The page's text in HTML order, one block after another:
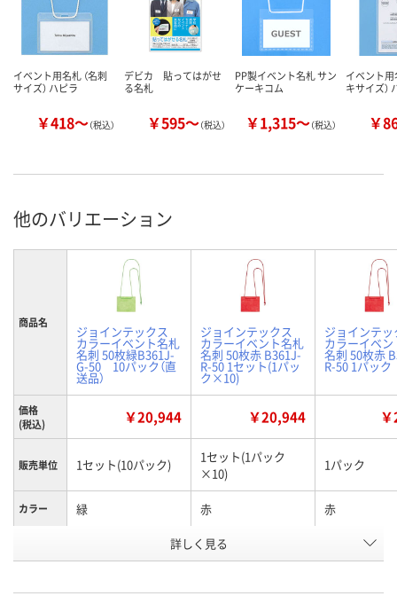
イベント用名札 （名刺
サイズ） ハピラ
￥418～（税込）
デビカ 貼ってはがせ
る名札
￥595～（税込）
PP製イベント名札 サン
ケーキコム
￥1,315～（税込）
イベント用
キサイズ）
￥
他のバリエーション
商品名
ジョインテックス
カラーイベント名札
名刺 50枚緑B361J-
G-50 10パック（直
送品）
ジョインテックス
カラーイベント名札
名刺 50枚赤 B361J-
R-50 1セット(1パッ
ク×10)
ジョインテッ
カラーイベ
名刺 50枚赤
R-50 1パック
価格
(税込)
￥20,944 ￥20,944
販売単位 1セット(10パック)
1セット(1パック
×10)
1パック
カラー 緑 赤 赤
KK93094 UH32856
詳しく見る